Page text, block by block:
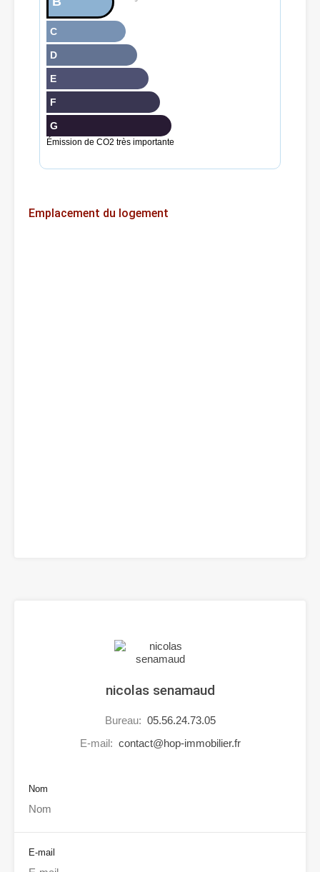
C
D
E
F
G
Émission de CO2 très importante
Emplacement du logement
nicolas senamaud
Bureau: 05.56.24.73.05
E-mail: contact@hop-immobilier.fr
Nom
E-mail